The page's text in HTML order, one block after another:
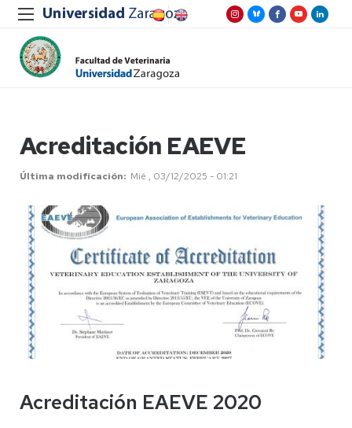
Acreditación EAEVE
Última modificación Mié , 03/12/2025 - 01:21
Acreditación EAEVE 2020